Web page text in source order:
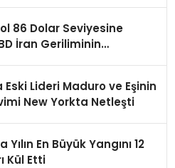
86 Dolar Seviyesine
İran Geriliminin
Lideri Maduro ve Eşinin
New Yorkta Netleşti
En Büyük Yangını 12
Kül Etti